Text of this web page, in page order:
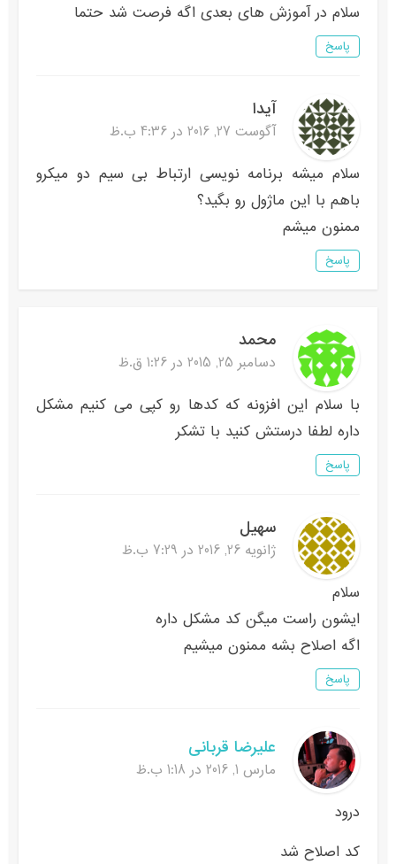
سلام در آموزش های بعدی اگه فرصت شد حتما
پاسخ
آیدا
آگوست 27, 2016 در 4:36 ب.ظ
سلام میشه برنامه نویسی ارتباط بی سیم دو میکرو
باهم با این ماژول رو بگید؟
ممنون میشم
پاسخ
محمد
دسامبر 25, 2015 در 1:26 ق.ظ
با سلام این افزونه که کدها رو کپی می کنیم مشکل
داره لطفا درستش کنید با تشکر
پاسخ
سهیل
ژانویه 26, 2016 در 7:29 ب.ظ
سلام
ایشون راست میگن کد مشکل داره
اگه اصلاح بشه ممنون میشیم
پاسخ
علیرضا قربانی
مارس 1, 2016 در 1:18 ب.ظ
درود
کد اصلاح شد